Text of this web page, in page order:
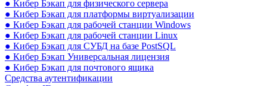
● Кибер Бэкап для физического сервера
● Кибер Бэкап для платформы виртуализации
● Кибер Бэкап для рабочей станции Windows
● Кибер Бэкап для рабочей станции Linux
● Кибер Бэкап для СУБД на базе PostSQL
● Кибер Бэкап Универсальная лицензия
● Кибер Бэкап для почтового ящика
Средства аутентификации